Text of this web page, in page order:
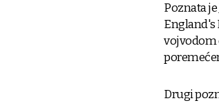
Poznata
England's
vojvodom
Drugi